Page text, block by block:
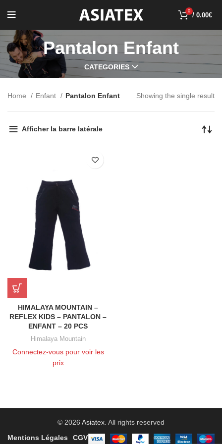
0
/ 0.00€
Pantalon Enfant
CATEGORIES
Home Enfant Pantalon Enfant Showing the single result
Afficher la barre latérale
HIMALAYA MOUNTAIN –
REFLEX KIDS – PANTALON –
ENFANT – 20 PCS
Himalaya Mountain
Connectez-vous pour voir les
prix
© 2026 Asiatex . All rights reserved
Mentions Légales
CGV